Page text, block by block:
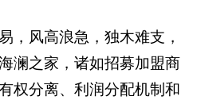
，风高浪急，独木难支，
澜之家，诸如招募加盟商
权分离、利润分配机制和